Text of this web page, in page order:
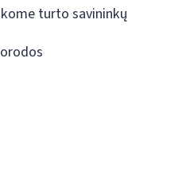
turto savininkų